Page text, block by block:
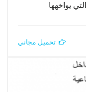
يواخهها
تحميل مجاني